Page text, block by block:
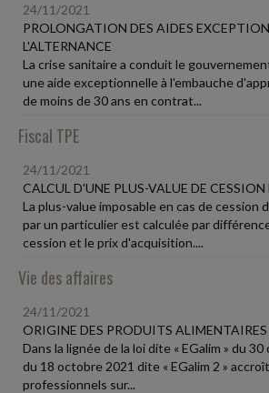
24/11/2021
PROLONGATION DES AIDES
L'ALTERNANCE
La crise sanitaire a conduit le
une aide exceptionnelle à l'embauche
de moins de 30 ans en contrat...
Fiscal TPE
24/11/2021
CALCUL D'UNE PLUS-VALUE DE
La plus-value imposable en cas de cession
par un particulier est calculée par
cession et le prix d'acquisition....
Vie des affaires
24/11/2021
ORIGINE DES PRODUITS ALIMENTAIRES
Dans la lignée de la loi dite « EGalim » du
du 18 octobre 2021 dite « EGalim 2 »
professionnels sur...